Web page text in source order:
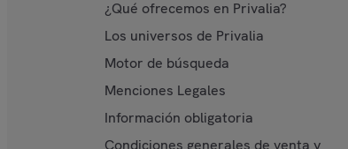
¿Qué ofrecemos en Privalia?
Los universos de Privalia
Motor de búsqueda
Menciones Legales
Información obligatoria
Condiciones generales de venta y